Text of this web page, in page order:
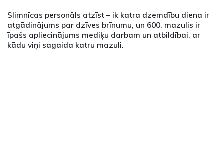
Slimnīcas personāls atzīst – ik katra dzemdību diena ir
atgādinājums par dzīves brīnumu, un 600. mazulis ir
īpašs apliecinājums mediķu darbam un atbildībai, ar
kādu viņi sagaida katru mazuli.